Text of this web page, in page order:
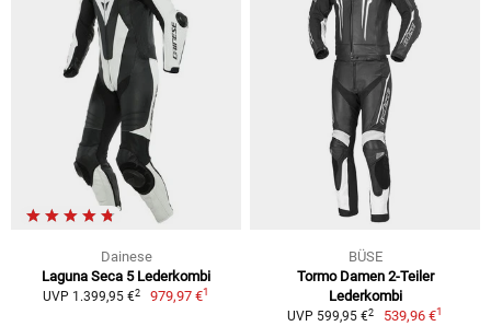
Dainese
Laguna Seca 5 Lederkombi
UVP 1.399,95 €2 979,97 €1
BÜSE
Tormo Damen 2-Teiler
Lederkombi
UVP 599,95 €2 539,96 €1